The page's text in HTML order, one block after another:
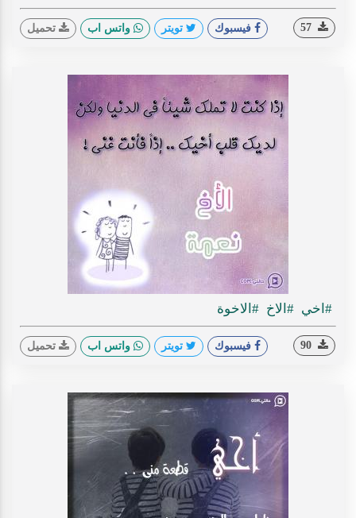
فيسبوك تويتر واتس اب تحميل
#اخي #الاخ #الاخوة
فيسبوك تويتر واتس اب تحميل